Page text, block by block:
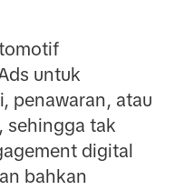
untuk
penawaran, atau
sehingga tak
digital
bahkan